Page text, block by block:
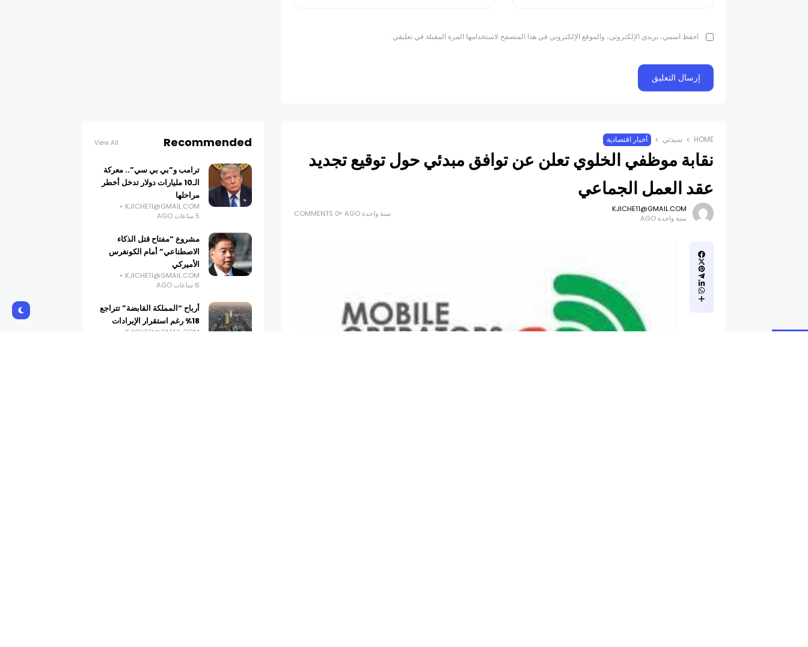
احفظ اسمي، بريدي الإلكتروني، والموقع الإلكتروني في هذا المتصفح لاستخدامها المرة المقبلة في تعليقي.
HOME سيدتي أخبار اقتصادية
نقابة موظفي الخلوي تعلن عن توافق مبدئي حول توقيع تجديد
عقد العمل الجماعي
KJICHE11@GMAIL.COM
سنة واحدة AGO
سنة واحدة AGO 0 COMMENTS
Recommended
View All
ترامب و”بي بي سي”.. معركة
الـ10 مليارات دولار تدخل أخطر
مراحلها
KJICHE11@GMAIL.COM
5 ساعات AGO
مشروع “مفتاح قتل الذكاء
الاصطناعي” أمام الكونغرس
الأميركي
KJICHE11@GMAIL.COM
6 ساعات AGO
أرباح “المملكة القابضة” تتراجع
18% رغم استقرار الإيرادات
KJICHE11@GMAIL.COM